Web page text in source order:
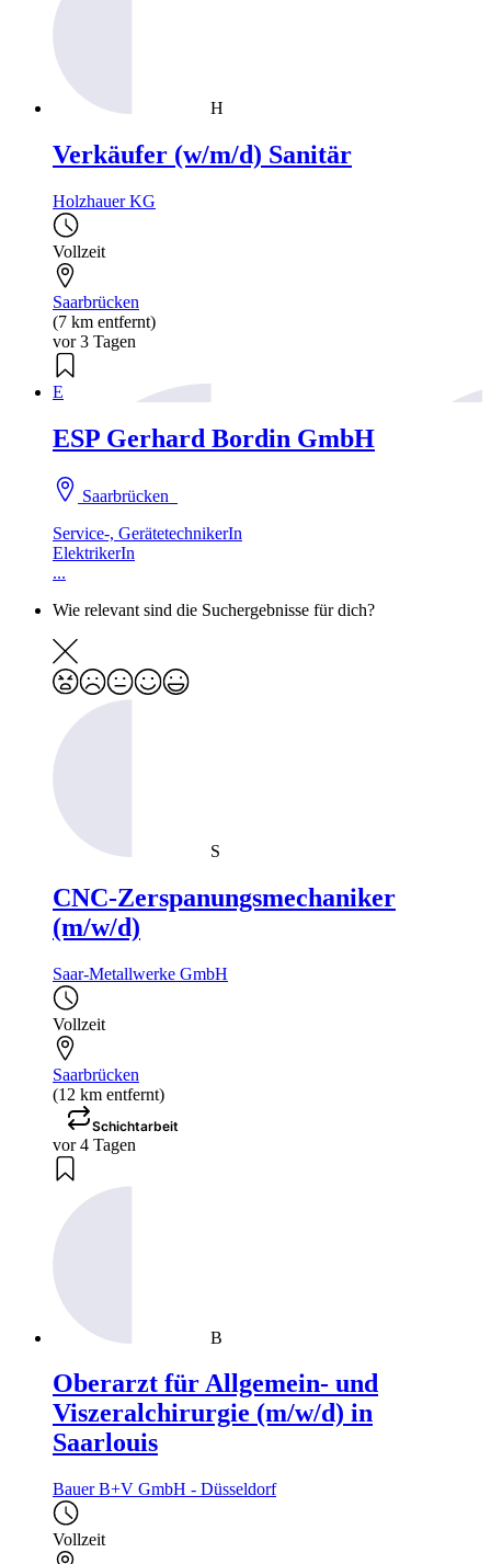
H
Verkäufer (w/m/d) Sanitär
Holzhauer KG
Vollzeit
Saarbrücken
(7 km entfernt)
vor 3 Tagen
E
ESP Gerhard Bordin GmbH
Saarbrücken
Service-, GerätetechnikerIn
ElektrikerIn
...
Wie relevant sind die Suchergebnisse für dich?
S
CNC-Zerspanungsmechaniker
(m/w/d)
Saar-Metallwerke GmbH
Vollzeit
Saarbrücken
(12 km entfernt)
Schichtarbeit
vor 4 Tagen
B
Oberarzt für Allgemein- und
Viszeralchirurgie (m/w/d) in
Saarlouis
Bauer B+V GmbH - Düsseldorf
Vollzeit